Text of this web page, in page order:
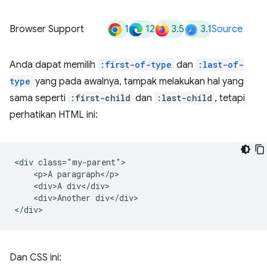
Browser Support 1 12 3.5 3.1Source
Anda dapat memilih :first-of-type dan
:last-of-
type yang pada awalnya, tampak melakukan hal yang
sama seperti
:first-child dan :last-child , tetapi
perhatikan HTML ini:
<div class="my-parent">
    <p>A paragraph</p>
    <div>A div</div>
    <div>Another div</div>
Dan CSS ini: